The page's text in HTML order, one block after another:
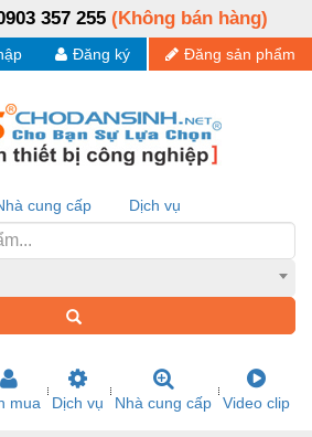
357 255 (Không bán hàng)
Đăng sản phẩm
Đăng ký
cung cấp Dịch vụ
mua Dịch vụ Nhà cung cấp Video clip